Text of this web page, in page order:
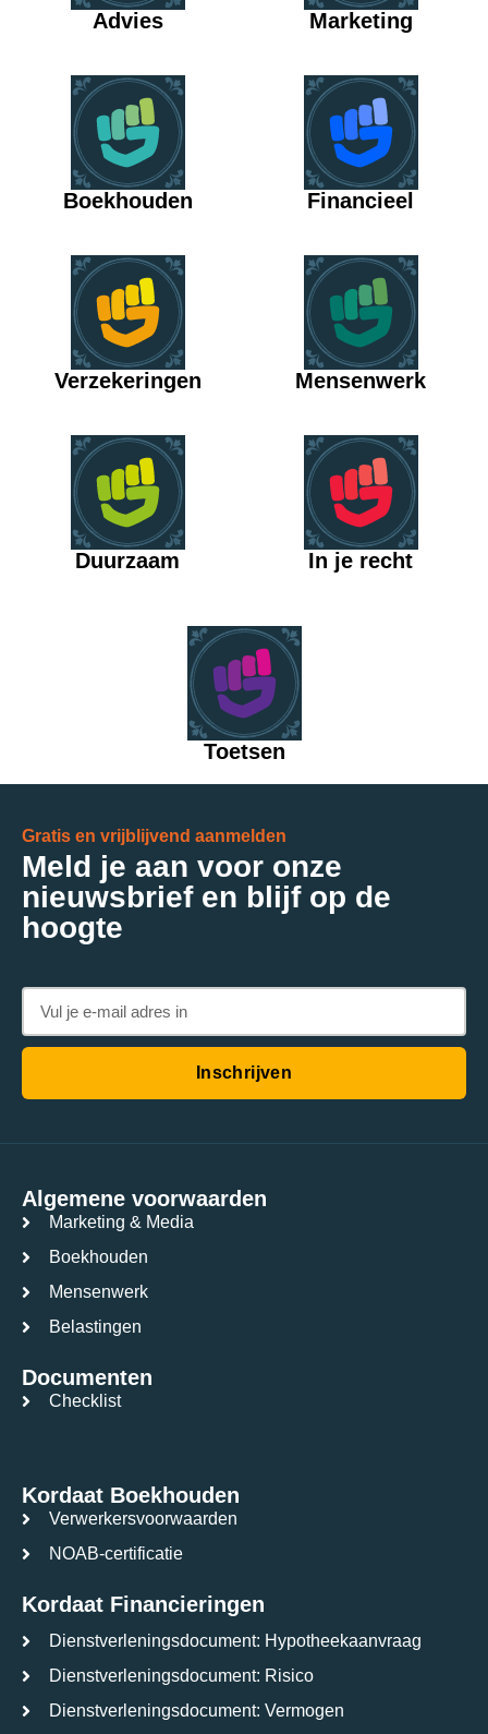
Advies Marketing
Boekhouden Financieel
Verzekeringen Mensenwerk
Duurzaam In je recht
Toetsen
Gratis en vrijblijvend aanmelden
Meld je aan voor onze
nieuwsbrief en blijf op de
hoogte
Inschrijven
Algemene voorwaarden
Marketing & Media
Boekhouden
Mensenwerk
Belastingen
Documenten
Checklist
Kordaat Boekhouden
Verwerkersvoorwaarden
NOAB-certificatie
Kordaat Financieringen
Dienstverleningsdocument: Hypotheekaanvraag
Dienstverleningsdocument: Risico
Dienstverleningsdocument: Vermogen